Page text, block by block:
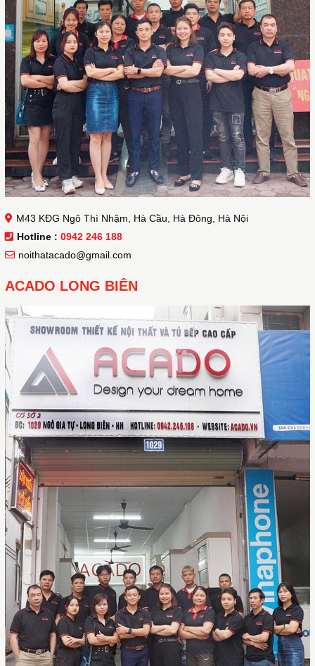
M43 KĐG Ngô Thì Nhậm, Hà Cầu, Hà Đông, Hà Nội
Hotline : 0942 246 188
noithatacado@gmail.com
ACADO LONG BIÊN